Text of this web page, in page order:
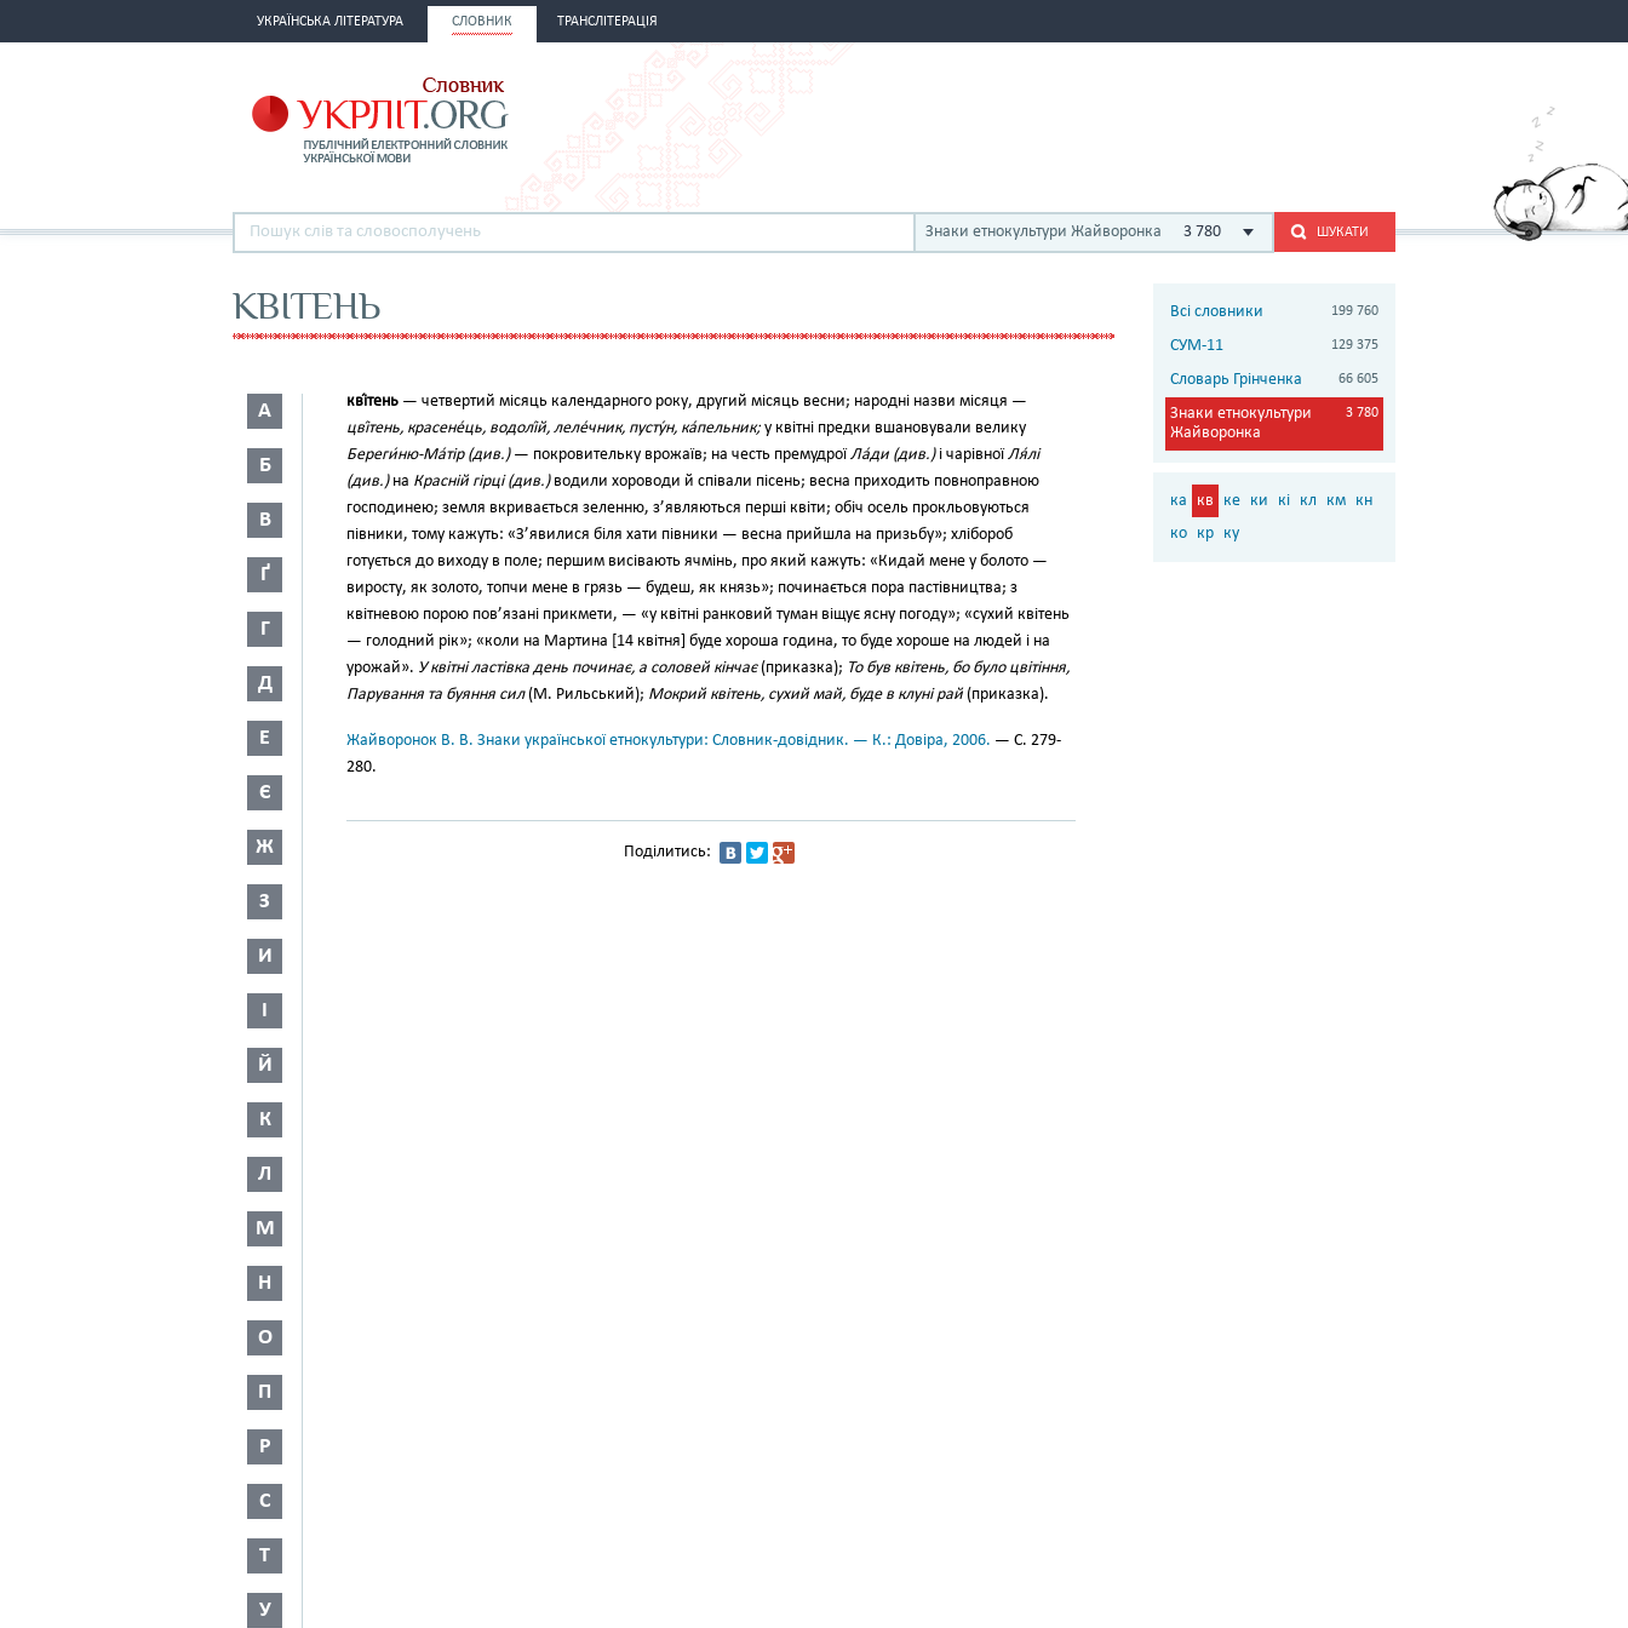
УКРАЇНСЬКА ЛІТЕРАТУРА СЛОВНИК ТРАНСЛІТЕРАЦІЯ
Знаки етнокультури Жайворонка 3 780 ШУКАТИ
КВІТЕНЬ
А
Б
В
Ґ
Г
Д
Е
Є
Ж
З
И
І
Й
К
Л
М
Н
О
П
Р
С
Т
У
кві́тень — четвертий місяць ка­лендарного року, другий місяць весни; народні назви місяця —
цві́тень, красене́ць, водолі́й, леле́чник, пусту́н, ка́пельник; у квітні пред­ки вшановували велику
Береги́ню-Ма́тір(див.)— покровительку вро­жаїв; на честь премудроїЛа́ди (див.)і чарівноїЛя́лі
(див.)на Красній гірці(див.)водили хороводи й співали пісень; весна приходить повноправною
господинею; земля вкривається зеленню, з’являються перші квіти; обіч осель прокльо­вуються
півники, тому кажуть: «З’явилися біля хати півники — весна прийшла на призьбу»; хлібо­роб
готується до виходу в поле; першим висівають ячмінь, про який кажуть: «Кидай мене у боло­то —
виросту, як золото, топчи ме­не в грязь — будеш, як князь»; по­чинається пора пастівництва; з
квітневою порою пов’язані при­кмети, — «у квітні ранковий туман віщує ясну погоду»; «сухий кві­тень
— голодний рік»; «коли на Мартина [14 квітня] буде хороша година, то буде хороше на людей і на
урожай». У квітні ластівка день починає, а соловей кінчає(приказ­ка); То був квітень, бо було цвітін­ня,
Парування та буяння сил(М. Рильський); Мокрий квітень, сухий май, буде в клуні рай (при­казка).
Жайворонок В. В. Знаки української етнокультури: Словник-довідник. — К.: Довіра, 2006. — С. 279-
280.
Поділитись:
Всі словники 199 760
СУМ-11 129 375
Словарь Грінченка 66 605
Знаки етнокультури
Жайворонка
3 780
ка кв ке ки кі кл км кн
ко кр ку